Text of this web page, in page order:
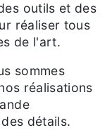
outils et des
réaliser tous
de l'art.
sommes
réalisations
détails.